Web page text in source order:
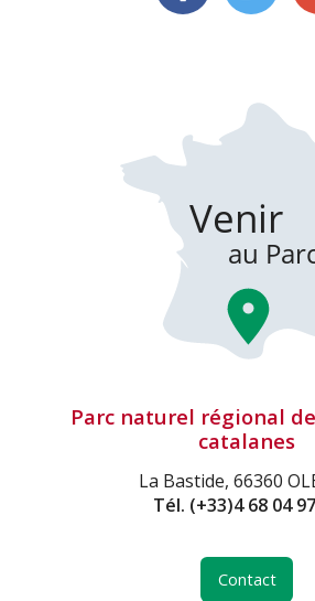
Parc naturel régional
catalanes
La Bastide, 66360
Tél. (+33)4 68 04
Contact